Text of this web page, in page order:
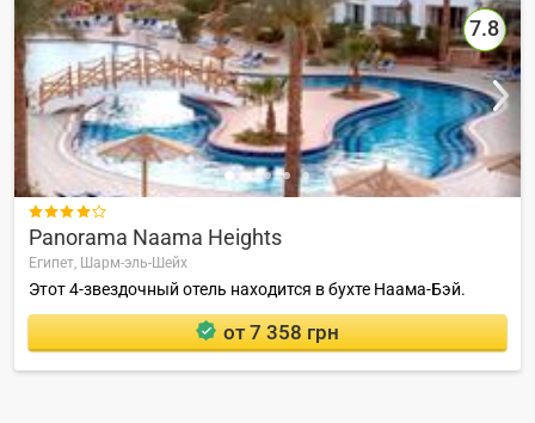
7.8

Panorama Naama Heights
Египет, Шарм-эль-Шейх
Этот 4-звездочный отель находится в бухте Наама-Бэй.
от 7 358 грн